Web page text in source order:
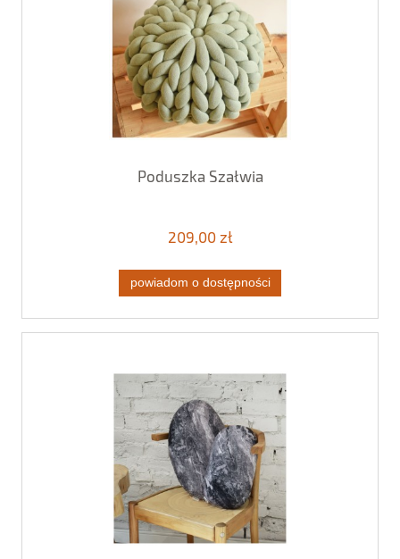
Poduszka Szałwia
209,00 zł
powiadom o dostępności